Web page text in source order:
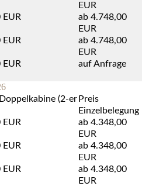
EUR
ab 4.748,00
EUR
ab 4.748,00
EUR
auf Anfrage
(2-er Preis
Einzelbelegung
ab 4.348,00
EUR
ab 4.348,00
EUR
ab 4.348,00
EUR